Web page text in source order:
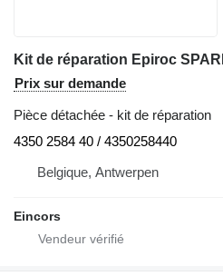
Prix sur demande
Pièce détachée - kit de réparation
4350 2584 40 / 4350258440
Belgique, Antwerpen
Eincors